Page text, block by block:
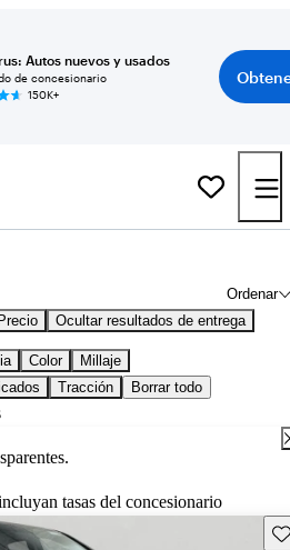
Autos nuevos y usados
de concesionario
150K+
Ordenar
Precio Ocultar resultados de entrega
Color
Millaje
Tracción Borrar todo
tasas del concesionario